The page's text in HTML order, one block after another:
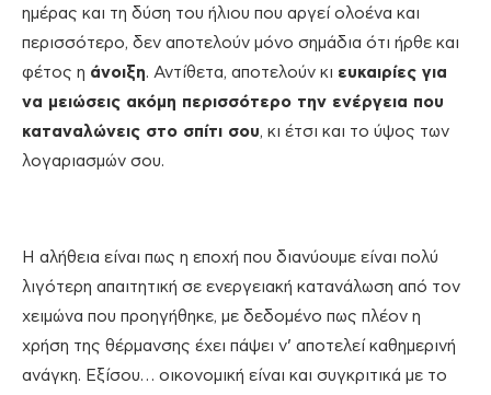
ημέρας και τη δύση του ήλιου που αργεί ολοένα και
περισσότερο, δεν αποτελούν μόνο σημάδια ότι ήρθε και
φέτος η άνοιξη. Αντίθετα, αποτελούν κι ευκαιρίες για
να μειώσεις ακόμη περισσότερο την ενέργεια που
καταναλώνεις στο σπίτι σου, κι έτσι και το ύψος των
λογαριασμών σου.
Η αλήθεια είναι πως η εποχή που διανύουμε είναι πολύ
λιγότερη απαιτητική σε ενεργειακή κατανάλωση από τον
χειμώνα που προηγήθηκε, με δεδομένο πως πλέον η
χρήση της θέρμανσης έχει πάψει ν’ αποτελεί καθημερινή
ανάγκη. Εξίσου… οικονομική είναι και συγκριτικά με το